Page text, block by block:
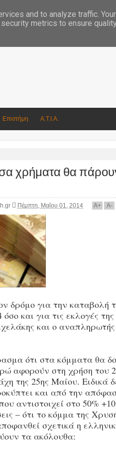
Επιστήμη Α.Τ.Ι.Α.
χρήματα θα
Πέμπτη, Μαΐου 01, 2014 A+ A-
δρόμο για την καταβολή
και για τις εκλογές της
και ο
ότι στα κόμματα θα
αφορούν στη χρήση του
της 25ης Μαίου. Ειδικά
και από την
αντιστοιχεί στο 50%
– ότι το κόμμα της
σχετικά η
τα ακόλουθα:
and to analyze traffic.
metrics to ensure